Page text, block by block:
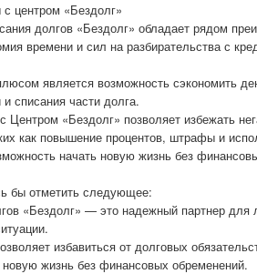
центром «Бездолг»
долгов «Бездолг» обладает рядом
времени и сил на разбирательства с
является возможность сэкономить
списания части долга.
Центром «Бездолг» позволяет избежать
как повышение процентов, штрафы и
начать новую жизнь без
бы отметить следующее:
«Бездолг» — это надежный партнер для
избавиться от долговых
жизнь без финансовых обременений.